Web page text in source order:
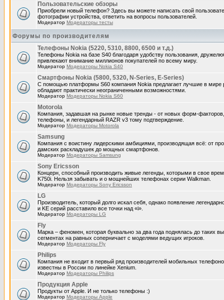
Пользовательские обзоры
Приобрели новый телефон? Здесь вы можете написать свой
фотографии устройства, ответить на вопросы пользователей.
Модератор Модераторы тесты
Форумы по производителям
Телефоны Nokia (5220, 5310, 8800, 6500 и т.д.)
Телефоны Nokia на базе S40 благодаря удобству пользования,
привлекают внимание миллионов покупателей по всему миру.
Модератор Модераторы Nokia S40
Смартфоны Nokia (5800, 5320, N-Series, E-Series)
С помощью платформы S60 компания Nokia предлагает лучшие в мире
обладают практически неограниченными возможностями.
Модератор Модераторы Nokia S60
Motorola
Компания, задавшая на рынке новые тренды - от новых форм-
телефоны, и легендарный RAZR v3 тому подтверждение.
Модератор Модераторы Motorola
Samsung
Компания с воистину лидерскими амбициями, производящая всё: от
дамских раскладушек до мощных смартфонов.
Модератор Модераторы Samsung
Sony Ericsson
Концерн, способный производить живые легенды, которыми в свое
K750i. Нельзя забывать и о мощнейших телефонах серии Walkman.
Модератор Модераторы Sony Ericsson
LG
Производитель, который долго искал себя, однако появление
и KE серий расставило все точки над «i».
Модератор Модераторы LG
Fly
Марка – феномен, которая буквально за два года поднялась до таких
сегментах на равных соперничает с моделями ведущих игроков.
Модератор Модераторы Fly
Philips
Компания не входит в первый ряд производителей мобильных
известны в России по линейке Xenium.
Модератор Модераторы Philips
Продукция Apple
Продукты от Apple. И не только телефоны :)
Модератор Модераторы Apple